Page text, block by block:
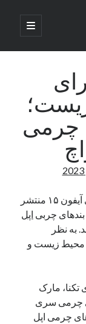
باز
کردن
اصلی
جستجو
و کاربردی
همزمان با شرایط
ایران بیش از 120 ساعت ادامه یافت؛ اتصال
چرمی
پیش از این خبر حذف کیس‌های چرمی سری آیفون ۱۵ منتشر
چربی اپل
به نظر
محیط زیست و
تکنا، مارک
چرمی سری
چرمی اپل